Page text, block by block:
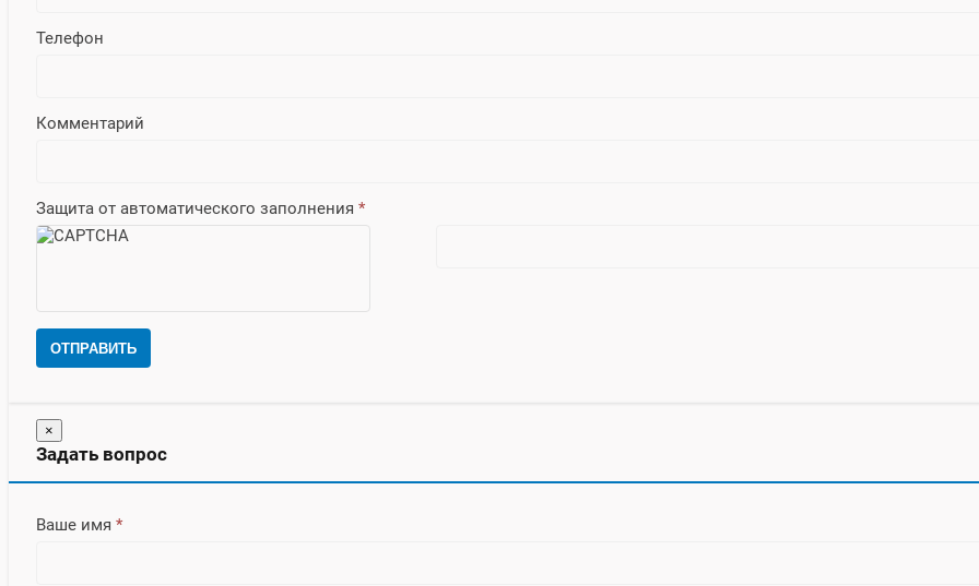
Телефон
Комментарий
Защита от автоматического заполнения *
ОТПРАВИТЬ
×
Задать вопрос
Ваше имя *